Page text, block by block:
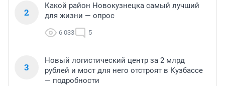
2
Какой район Новокузнецка самый лучший
для жизни — опрос
6 033 5
3
Новый логистический центр за 2 млрд
рублей и мост для него отстроят в Кузбассе
— подробности